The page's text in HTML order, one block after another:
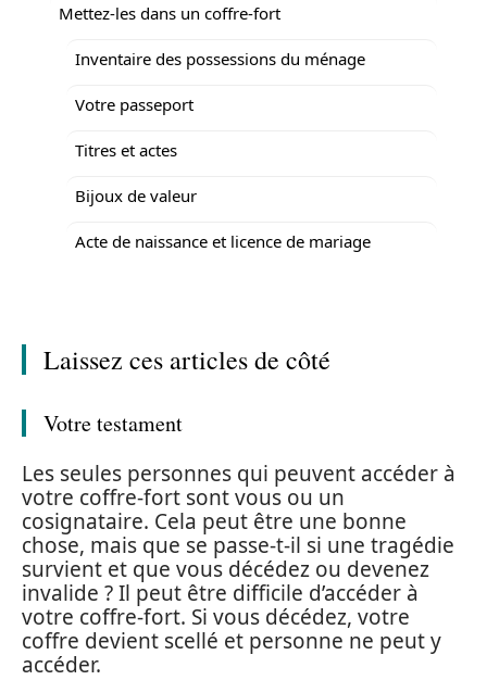
Mettez-les dans un coffre-fort
Inventaire des possessions du ménage
Votre passeport
Titres et actes
Bijoux de valeur
Acte de naissance et licence de mariage
Laissez ces articles de côté
Votre testament
Les seules personnes qui peuvent accéder à
votre coffre-fort sont vous ou un
cosignataire. Cela peut être une bonne
chose, mais que se passe-t-il si une tragédie
survient et que vous décédez ou devenez
invalide ? Il peut être difficile d’accéder à
votre coffre-fort. Si vous décédez, votre
coffre devient scellé et personne ne peut y
accéder.